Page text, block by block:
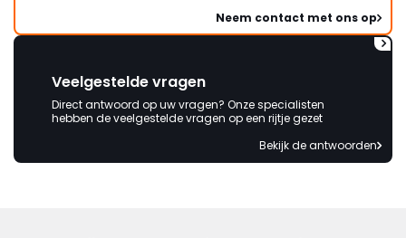
Neem contact met ons op
Veelgestelde vragen
Direct antwoord op uw vragen? Onze specialisten
hebben de veelgestelde vragen op een rijtje gezet
Bekijk de antwoorden